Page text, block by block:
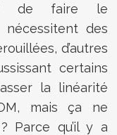
de faire le
nécessitent des
d’autres
certains
la linéarité
mais ça ne
Parce qu’il y a